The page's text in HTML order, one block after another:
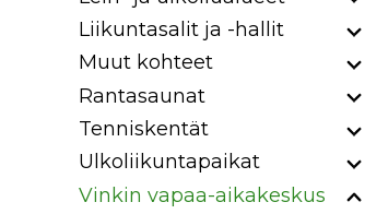
Liikuntasalit ja -hallit
Muut kohteet
Rantasaunat
Tenniskentät
Ulkoliikuntapaikat
Vinkin vapaa-aikakeskus